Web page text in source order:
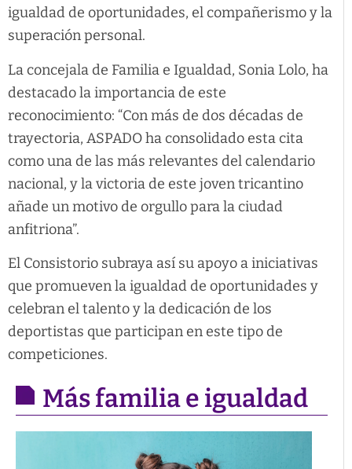
igualdad de oportunidades, el compañerismo y la
superación personal.
La concejala de Familia e Igualdad, Sonia Lolo, ha
destacado la importancia de este
reconocimiento: “Con más de dos décadas de
trayectoria, ASPADO ha consolidado esta cita
como una de las más relevantes del calendario
nacional, y la victoria de este joven tricantino
añade un motivo de orgullo para la ciudad
anfitriona”.
El Consistorio subraya así su apoyo a iniciativas
que promueven la igualdad de oportunidades y
celebran el talento y la dedicación de los
deportistas que participan en este tipo de
competiciones.
Más familia e igualdad